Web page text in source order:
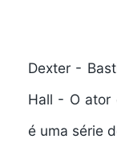
Dexter -
Hall - O ator
é uma série